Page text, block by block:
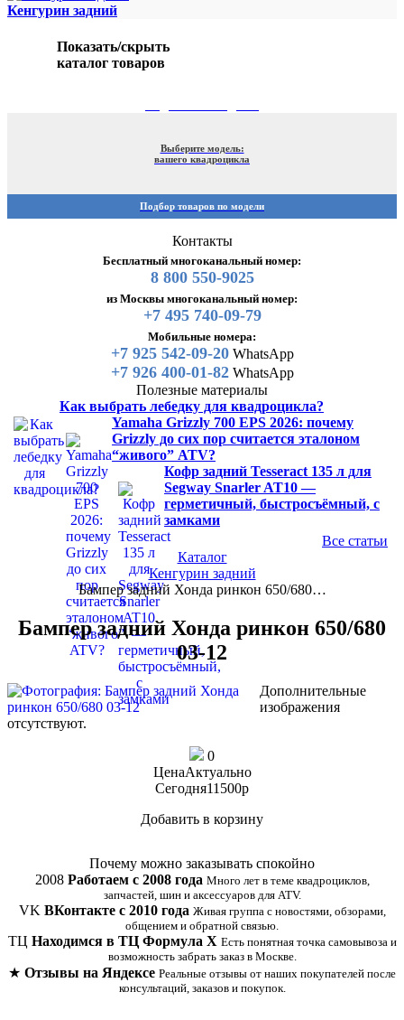
Кенгурин задний
Показать/скрыть
каталог товаров
Выберите модель:
вашего квадроцикла
Подбор товаров по модели
Контакты
Бесплатный многоканальный номер:
8 800 550-9025
из Москвы многоканальный номер:
+7 495 740-09-79
Мобильные номера:
+7 925 542-09-20WhatsApp
+7 926 400-01-82WhatsApp
Полезные материалы
Как выбрать лебедку для квадроцикла?
Yamaha Grizzly 700 EPS 2026: почему
Grizzly до сих пор считается эталоном
“живого” ATV?
Кофр задний Tesseract 135 л для
Segway Snarler AT10 —
герметичный, быстросъёмный, с
замками
Все статьи
Каталог
Кенгурин задний
Бампер задний Хонда ринкон 650/680…
Бампер задний Хонда ринкон 650/680
03-12
Дополнительные
изображения
отсутствуют.
0
ЦенаАктуально
Сегодня11500p
Добавить в корзину
Почему можно заказывать спокойно
2008 Работаем с 2008 года Много лет в теме квадроциклов,
запчастей, шин и аксессуаров для ATV.
VK ВКонтакте с 2010 года Живая группа с новостями, обзорами,
общением и обратной связью.
ТЦ Находимся в ТЦ Формула Х Есть понятная точка самовывоза и
возможность забрать заказ в Москве.
★ Отзывы на Яндексе Реальные отзывы от наших покупателей после
консультаций, заказов и покупок.